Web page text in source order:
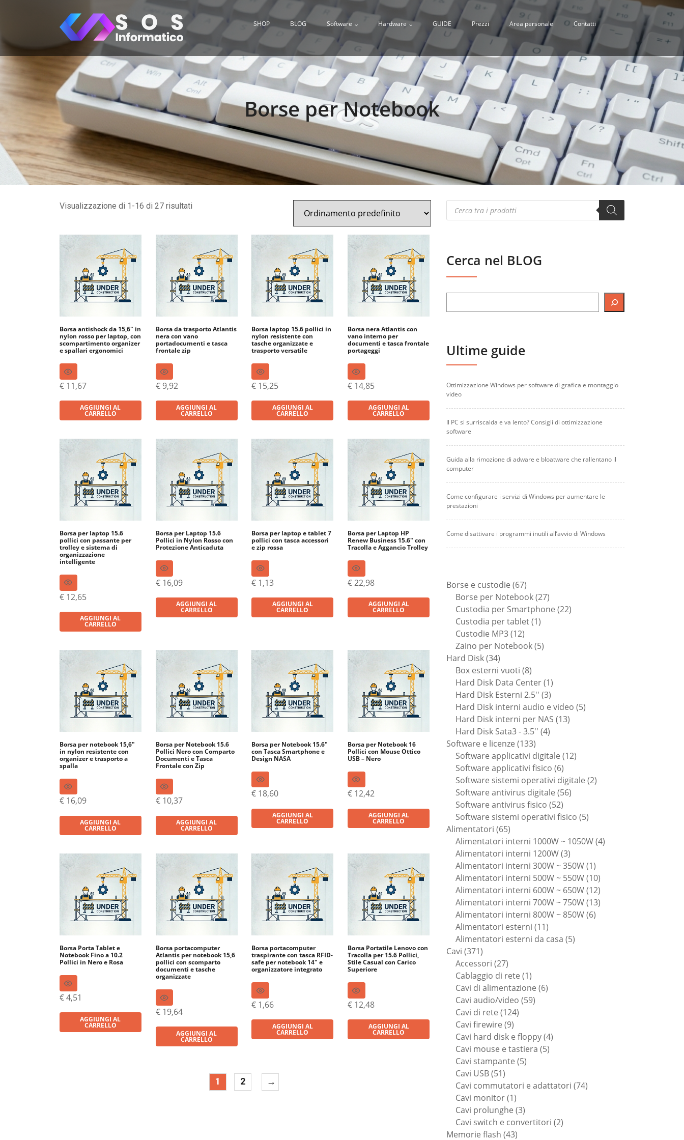
SHOP BLOG Software Hardware GUIDE Prezzi Area personale Contatti
Borse per Notebook
Visualizzazione di 1-16 di 27 risultati
Borsa antishock da 15,6″ in
nylon rosso per laptop, con
scompartimento organizer
e spallari ergonomici
€ 11,67
AGGIUNGI AL
CARRELLO
Borsa da trasporto Atlantis
nera con vano
portadocumenti e tasca
frontale zip
€9,92
AGGIUNGI AL
CARRELLO
Borsa laptop 15.6 pollici in
nylon resistente con
tasche organizzate e
trasporto versatile
€ 15,25
AGGIUNGI AL
CARRELLO
Borsa nera Atlantis con
vano interno per
documenti e tasca frontale
portageggi
€ 14,85
AGGIUNGI AL
CARRELLO
Borsa per laptop 15.6
pollici con passante per
trolley e sistema di
organizzazione
intelligente
€ 12,65
AGGIUNGI AL
CARRELLO
Borsa per Laptop 15.6
Pollici in Nylon Rosso con
Protezione Anticaduta
€16,09
AGGIUNGI AL
CARRELLO
Borsa per laptop e tablet 7
pollici con tasca accessori
e zip rossa
€ 1,13
AGGIUNGI AL
CARRELLO
Borsa per Laptop HP
Renew Business 15.6″ con
Tracolla e Aggancio Trolley
€22,98
AGGIUNGI AL
CARRELLO
Borsa per notebook 15,6″
in nylon resistente con
organizer e trasporto a
spalla
€ 16,09
AGGIUNGI AL
CARRELLO
Borsa per Notebook 15.6
Pollici Nero con Comparto
Documenti e Tasca
Frontale con Zip
€10,37
AGGIUNGI AL
CARRELLO
Borsa per Notebook 15.6″
con Tasca Smartphone e
Design NASA
€ 18,60
AGGIUNGI AL
CARRELLO
Borsa per Notebook 16
Pollici con Mouse Ottico
USB – Nero
€ 12,42
AGGIUNGI AL
CARRELLO
Borsa Porta Tablet e
Notebook Fino a 10.2
Pollici in Nero e Rosa
€4,51
AGGIUNGI AL
CARRELLO
Borsa portacomputer
Atlantis per notebook 15,6
pollici con scomparto
documenti e tasche
organizzate
€19,64
AGGIUNGI AL
CARRELLO
Borsa portacomputer
traspirante con tasca RFID-
safe per notebook 14″ e
organizzatore integrato
€ 1,66
AGGIUNGI AL
CARRELLO
Borsa Portatile Lenovo con
Tracolla per 15.6 Pollici,
Stile Casual con Carico
Superiore
€ 12,48
AGGIUNGI AL
CARRELLO
1 2 →
Products
search
Cerca nel BLOG
Ultime guide
Ottimizzazione Windows per software di grafica e montaggio
video
Il PC si surriscalda e va lento? Consigli di ottimizzazione
software
Guida alla rimozione di adware e bloatware che rallentano il
computer
Come configurare i servizi di Windows per aumentare le
prestazioni
Come disattivare i programmi inutili all’avvio di Windows
Borse e custodie 6767
prodotti
Borse per Notebook 2727
prodotti
Custodia per Smartphone 2222
Custodia per tablet 11
Custodie MP3 1212
prodotti
Zaino per Notebook 55
Hard Disk 3434
prodotti
Box esterni vuoti 88
prodotti
Hard Disk Data Center 11
prodotto
Hard Disk Esterni 2.5'' 33
prodotti
Hard Disk interni audio e video 55
Hard Disk interni per NAS 1313
Hard Disk Sata3 - 3.5'' 44
Software e licenze 133133
prodotti
Software applicativi digitale 1212
Software applicativi fisico 66
prodotti
Software sistemi operativi digitale 22
Software antivirus digitale 5656
Software antivirus fisico 5252
prodotti
Software sistemi operativi fisico 55
Alimentatori 6565
prodotti
Alimentatori interni 1000W ~ 1050W 44
Alimentatori interni 1200W 33
prodotti
Alimentatori interni 300W ~ 350W 11
prodotto
Alimentatori interni 500W ~ 550W 1010
prodotti
Alimentatori interni 600W ~ 650W 1212
prodotti
Alimentatori interni 700W ~ 750W 1313
Alimentatori interni 800W ~ 850W 66
Alimentatori esterni 1111
prodotti
Alimentatori esterni da casa 55
Cavi 371371
prodotti
Accessori 2727
prodotti
Cablaggio di rete 11
prodotto
Cavi di alimentazione 66
Cavi audio/video 5959
Cavi di rete 124124
Cavi firewire 99
prodotti
Cavi hard disk e floppy 44
Cavi mouse e tastiera 55
Cavi stampante 55
Cavi USB 5151
prodotti
Cavi commutatori e adattatori 7474
Cavi monitor 11
prodotto
Cavi prolunghe 33
prodotti
Cavi switch e convertitori 22
Memorie flash 4343